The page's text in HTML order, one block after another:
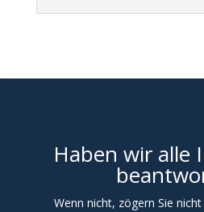
Haben wir alle
Wenn nicht, zögern Sie